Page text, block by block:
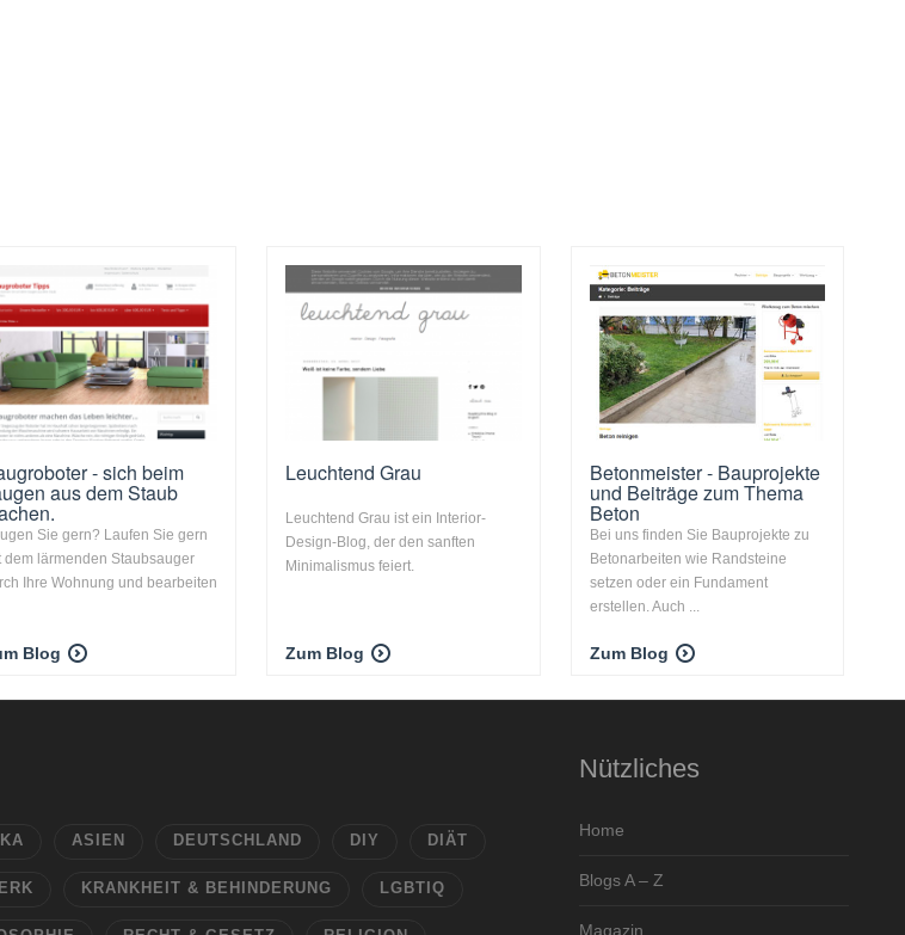
- sich beim
aus dem Staub
Sie gern? Laufen Sie gern
dem lärmenden Staubsauger
Ihre Wohnung und bearbeiten
Blog
Leuchtend Grau
Leuchtend Grau ist ein Interior-
Design-Blog, der den sanften
Minimalismus feiert.
Zum Blog
Betonmeister - Bauprojekte
und Beiträge zum Thema
Beton
Bei uns finden Sie Bauprojekte zu
Betonarbeiten wie Randsteine
setzen oder ein Fundament
erstellen. Auch ...
Zum Blog
ASIEN DEUTSCHLAND DIY DIÄT
KRANKHEIT & BEHINDERUNG LGBTIQ
Nützliches
Home
Blogs A – Z
Magazin